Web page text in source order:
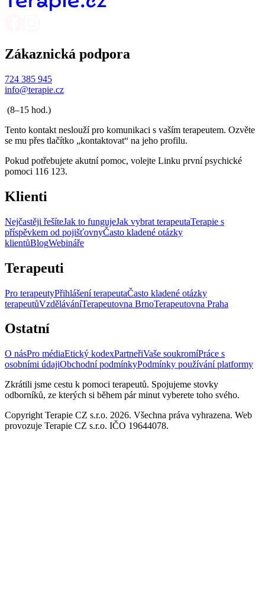
Zákaznická podpora
724 385 945
info@terapie.cz
(8–15 hod.)
Tento kontakt neslouží pro komunikaci s vaším terapeutem. Ozvěte
se mu přes tlačítko „kontaktovat“ na jeho profilu.
Pokud potřebujete akutní pomoc, volejte Linku první psychické
pomoci 116 123.
Klienti
Nejčastěji řešíteJak to fungujeJak vybrat terapeutaTerapie s
příspěvkem od pojišťovnyČasto kladené otázky
klientůBlogWebináře
Terapeuti
Pro terapeutyPřihlášení terapeutaČasto kladené otázky
terapeutůVzděláváníTerapeutovna BrnoTerapeutovna Praha
Ostatní
O násPro médiaEtický kodexPartneřiVaše soukromíPráce s
osobními údajiObchodní podmínkyPodmínky používání platformy
Zkrátili jsme cestu k pomoci terapeutů. Spojujeme stovky
odborníků, ze kterých si během pár minut vyberete toho svého.
Copyright Terapie CZ s.r.o. 2026. Všechna práva vyhrazena. Web
provozuje Terapie CZ s.r.o. IČO 19644078.